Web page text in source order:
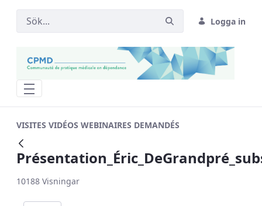
Logga in
VISITES VIDÉOS WEBINAIRES DEMANDÉS
Tillbaka
10188 Visningar